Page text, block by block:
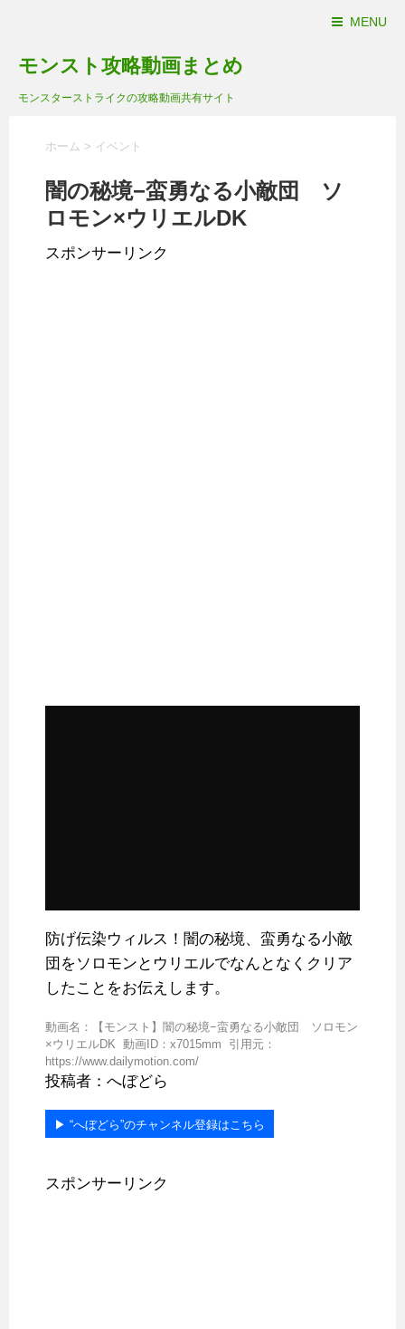
MENU
モンスト攻略動画まとめ
モンスターストライクの攻略動画共有サイト
ホーム > イベント
闇の秘境−蛮勇なる小敵団 ソ
ロモン×ウリエルDK
スポンサーリンク
防げ伝染ウィルス！闇の秘境、蛮勇なる小敵
団をソロモンとウリエルでなんとなくクリア
したことをお伝えします。
動画名：【モンスト】闇の秘境−蛮勇なる小敵団 ソロモン
×ウリエルDK 動画ID：x7015mm 引用元：
https://www.dailymotion.com/
投稿者：へぼどら
▶︎ “へぼどら”のチャンネル登録はこちら
スポンサーリンク